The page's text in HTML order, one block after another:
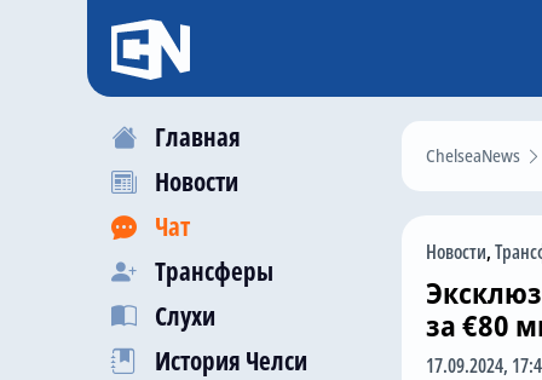
Главная
Новости
Чат
Трансферы
Слухи
История Челси
ChelseaNews
Новости,
за €80
17.09.2024,